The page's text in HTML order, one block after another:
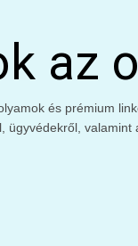
az
és prémium